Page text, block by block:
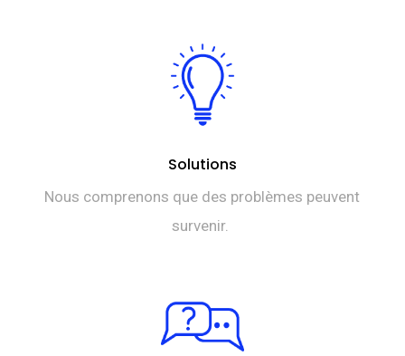
Solutions
Nous comprenons que des problèmes peuvent
survenir.